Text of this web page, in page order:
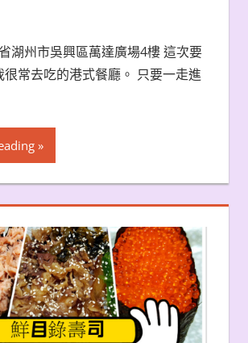
湖州市吳興區萬達廣場4樓 這次要
很常去吃的港式餐廳。 只要一走進